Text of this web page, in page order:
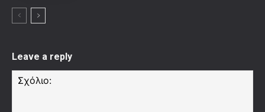
Leave a reply